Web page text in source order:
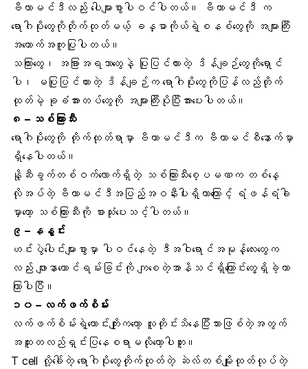
ဗီတာမင်ဒီလည်း ပေါများစွာပါဝင်ပါတယ်။ ဗီတာမင်ဒီ က
ရောဂါပိုးတွေကိုတိုက်ထုတ်မယ့် ခန္ဓာကိုယ်ရဲ့စနစ်တွေကို အများကြီး
အထောက်အကူပြုပါတယ်။
သကြားတွေ၊ အခြားအရသာတွေနဲ့ ပြုပြင်ထားတဲ့ ဒိန်ချဉ်တွေကိုရှောင်
ပါ၊ မပြုပြင်ထားတဲ့ ဒိန်ချဉ်က ရောဂါပိုးတွေကိုပြန်လည်တိုက်
ထုတ်မဲ့ ခုခံအားတပ်တွေကို အများကြီးပိုပြီးအားပေးပါတယ်။
၈ – သစ်ကြားသီး
ရောဂါပိုးတွေကို တိုက်ထုတ်ရာမှာ ဗီတာမင်ဒီက ဗီတာမင်စီနောက်မှာ
ရှိနေပါတယ်။
နို့ဆီခွက်တစ်ဝက်လောက်ရှိတဲ့ သစ်ကြားသီးစေ့ပမဏက တစ်နေ့
လိုအပ်တဲ့ ဗီတာမင်ဒီအပြည့်အဝနီးပါးရှိတာကြောင့် ရံဖန်ရံခါ
မှာတော့ သစ်ကြားသီးကို စားသုံးပေးသင့်ပါတယ်။
၉ – နနွင်း
ဟင်းပွဲပေါင်းများစွာမှာ ပါဝင်နေတဲ့ ဒီအဝါရောင်အမုန့်လေးတွေက
လည်း ဖျားနာယောင်ရမ်းခြင်းကို ကျစေတဲ့အာနိသင်ရှိကြောင်းတွေ့ရှိခဲ့တာ
ကြာပါပြီ။
၁၀ – လက်ဖက်စိမ်း
လက်ဖက်စိမ်းရဲ့ကောင်းကျိုးကတော့ လူတိုင်းသိနေပြီးသားဖြစ်တဲ့အတွက်
အထူးတလည်ရှင်းပြနေစရာမလိုတော့ပါဘူး။
T cell လို့ခေါ်တဲ့ ရောဂါပိုးတွေတိုက်ထုတ်တဲ့ ဆဲလ်တစ်မျိုးထုတ်လုပ်တဲ့